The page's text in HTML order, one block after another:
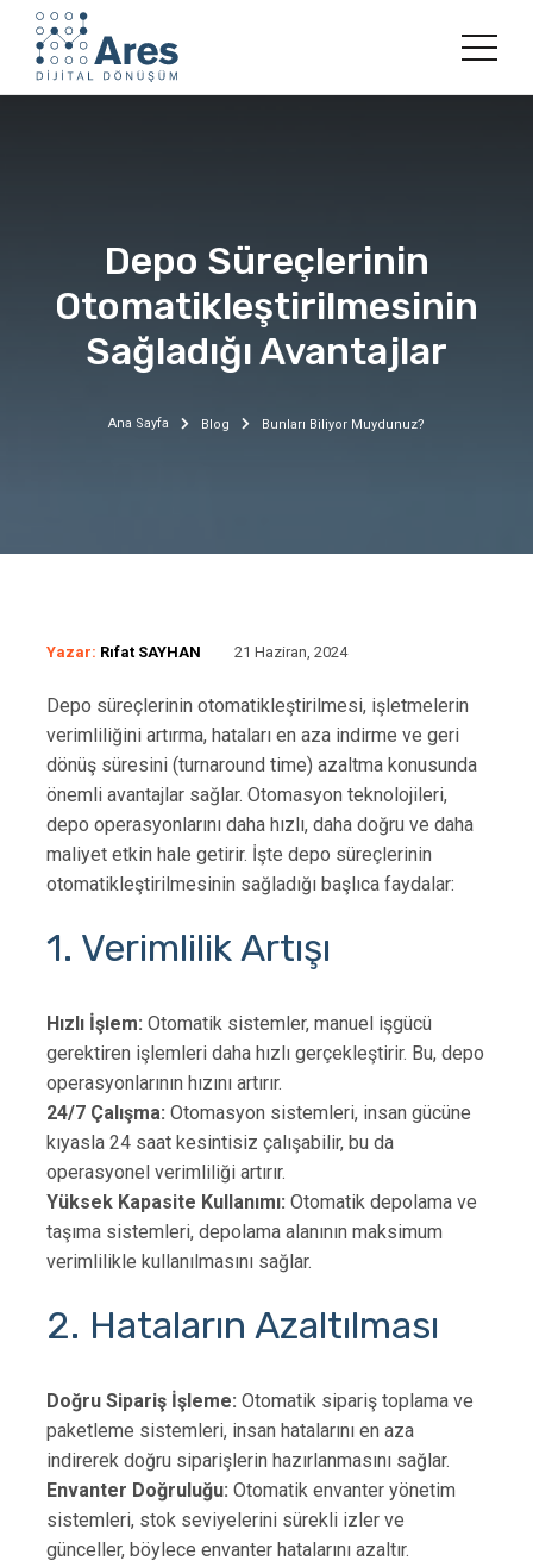
Depo Süreçlerinin
Otomatikleştirilmesinin
Sağladığı Avantajlar
Ana Sayfa Blog Bunları Biliyor Muydunuz?
Yazar: Rıfat SAYHAN 21 Haziran, 2024
Depo süreçlerinin otomatikleştirilmesi, işletmelerin
verimliliğini artırma, hataları en aza indirme ve geri
dönüş süresini (turnaround time) azaltma konusunda
önemli avantajlar sağlar. Otomasyon teknolojileri,
depo operasyonlarını daha hızlı, daha doğru ve daha
maliyet etkin hale getirir. İşte depo süreçlerinin
otomatikleştirilmesinin sağladığı başlıca faydalar:
1. Verimlilik Artışı
Hızlı İşlem: Otomatik sistemler, manuel işgücü
gerektiren işlemleri daha hızlı gerçekleştirir. Bu, depo
operasyonlarının hızını artırır.
24/7 Çalışma: Otomasyon sistemleri, insan gücüne
kıyasla 24 saat kesintisiz çalışabilir, bu da
operasyonel verimliliği artırır.
Yüksek Kapasite Kullanımı: Otomatik depolama ve
taşıma sistemleri, depolama alanının maksimum
verimlilikle kullanılmasını sağlar.
2. Hataların Azaltılması
Doğru Sipariş İşleme: Otomatik sipariş toplama ve
paketleme sistemleri, insan hatalarını en aza
indirerek doğru siparişlerin hazırlanmasını sağlar.
Envanter Doğruluğu: Otomatik envanter yönetim
sistemleri, stok seviyelerini sürekli izler ve
günceller, böylece envanter hatalarını azaltır.